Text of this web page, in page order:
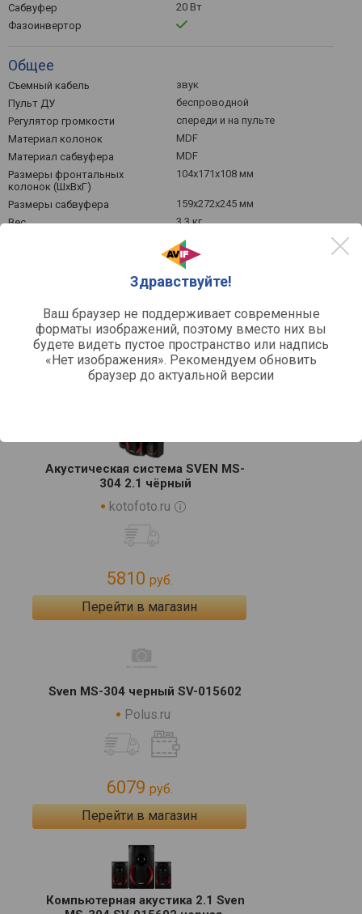
Здравствуйте!
Ваш браузер не поддерживает современные
форматы изображений, поэтому вместо них вы
будете видеть пустое пространство или надпись
«Нет изображения». Рекомендуем обновить
браузер до актуальной версии
Сабвуфер
20 Вт
Фазоинвертор
Общее
Съемный кабель
звук
Пульт ДУ
беспроводной
Регулятор громкости
спереди и на пульте
Материал колонок
MDF
Материал сабвуфера
MDF
Размеры фронтальных
колонок (ШхВхГ)
104х171х108 мм
Размеры сабвуфера
159х272х245 мм
Вес
3.3 кг
sven.fi
Цены на Sven MS-304 - выбрать
интернет-магазин
по цене
Акустическая система SVEN MS-
304 2.1 чёрный
kotofoto.ru
5810 руб.
Перейти в магазин
Sven MS-304 черный SV-015602
Polus.ru
6079 руб.
Перейти в магазин
Компьютерная акустика 2.1 Sven